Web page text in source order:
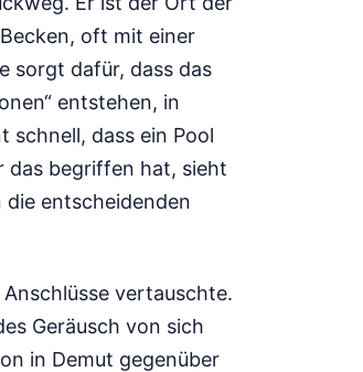
oft mit einer
sorgt dafür, dass das
entstehen, in
schnell, dass ein Pool
das begriffen hat, sieht
entscheidenden
vertauschte.
Geräusch von sich
in Demut gegenüber